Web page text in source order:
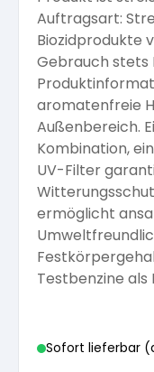
Auftragsart:
Biozidprodukte
Gebrauch stets
aromatenfreie
Außenbereich.
Kombination,
UV-Filter
ermöglicht
Testbenzine als
Sofort lieferbar